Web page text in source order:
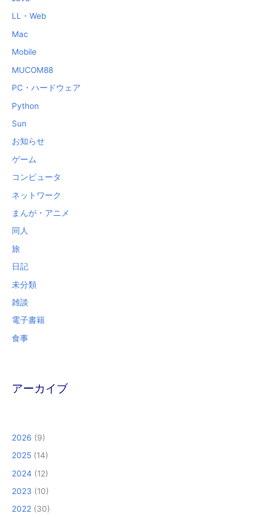
LL・Web
Mac
Mobile
MUCOM88
PC・ハードウェア
Python
Sun
お知らせ
ゲーム
コンピュータ
ネットワーク
まんが・アニメ
同人
旅
日記
未分類
雑談
電子書籍
食事
アーカイブ
2026 (9)
2025 (14)
2024 (12)
2023 (10)
2022 (30)